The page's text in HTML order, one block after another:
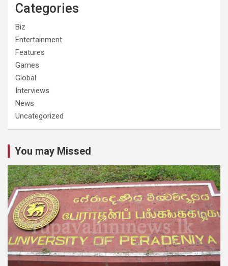
Categories
Biz
Entertainment
Features
Games
Global
Interviews
News
Uncategorized
You may Missed